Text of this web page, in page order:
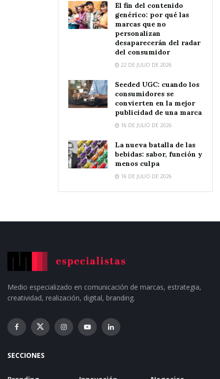
El fin del contenido
genérico: por qué las
marcas que no
personalizan
desaparecerán del radar
del consumidor
22 DE JULIO DE 2026
Seeded UGC: cuando los
consumidores se
convierten en la mejor
publicidad de una marca
16 DE JULIO DE 2026
La nueva batalla de las
bebidas: sabor, función y
menos culpa
16 DE JULIO DE 2026
Medio especializado en comunicación de marcas, estrategia,
creatividad, realización, digital, branding.
SECCIONES